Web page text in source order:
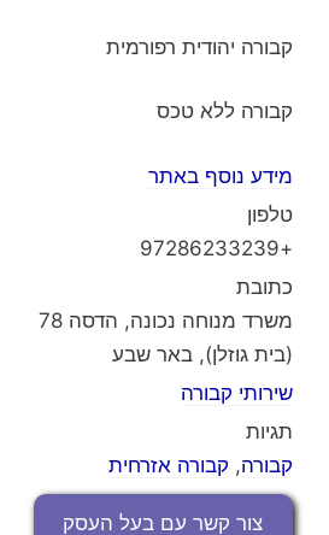
קבורה יהודית רפורמית
קבורה ללא טכס
מידע נוסף באתר
טלפון
+97286233239
כתובת
משרד מנוחה נכונה, הדסה 78
(בית גוזלן), באר שבע
שירותי קבורה
תגיות
קבורה, קבורה אזרחית
צור קשר עם בעל העסק